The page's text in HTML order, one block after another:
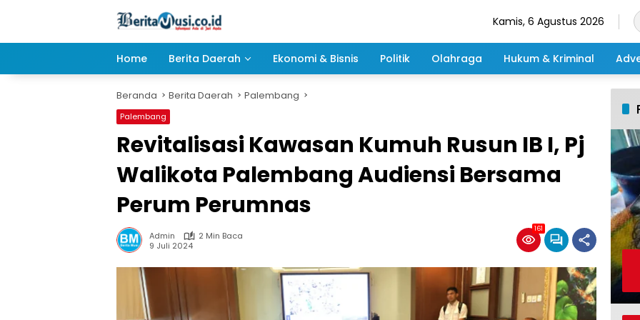
Kamis, 6 Agustus 2026
Home Berita Daerah Ekonomi & Bisnis Politik Olahraga Hukum & Kriminal
Beranda Berita Daerah Palembang
Palembang
Revitalisasi Kawasan Kumuh Rusun IB I, Pj
Walikota Palembang Audiensi Bersama
Perum Perumnas
Admin
2 Min Baca
9 Juli 2024
161